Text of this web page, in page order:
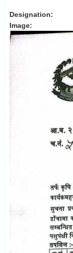
Designation:
Image: